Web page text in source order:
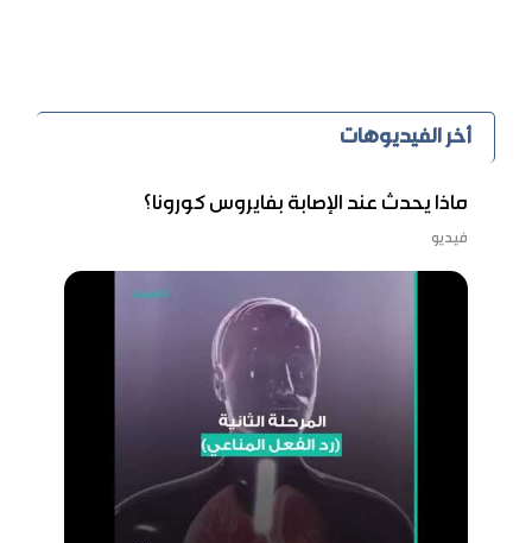
أخر الفيديوهات
ماذا يحدث عند الإصابة بفايروس كورونا؟
فيديو